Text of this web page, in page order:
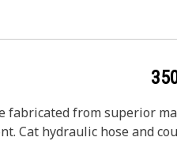
fabricated from superior
Cat hydraulic hose and